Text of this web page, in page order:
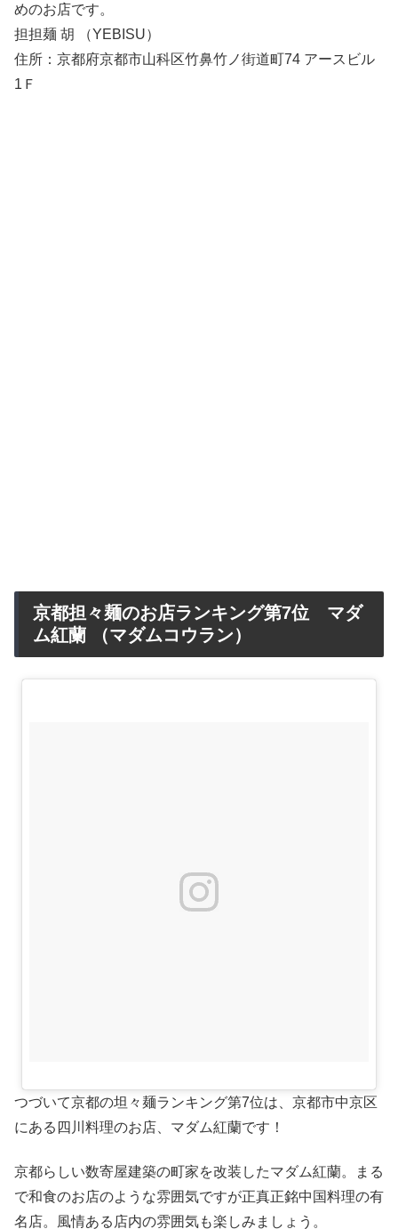
めのお店です。
担担麺 胡 （YEBISU）
住所：京都府京都市山科区竹鼻竹ノ街道町74 アースビル
1Ｆ
京都担々麺のお店ランキング第7位 マダ
ム紅蘭 （マダムコウラン）
つづいて京都の坦々麺ランキング第7位は、京都市中京区
にある四川料理のお店、マダム紅蘭です！
京都らしい数寄屋建築の町家を改装したマダム紅蘭。まる
で和食のお店のような雰囲気ですが正真正銘中国料理の有
名店。風情ある店内の雰囲気も楽しみましょう。